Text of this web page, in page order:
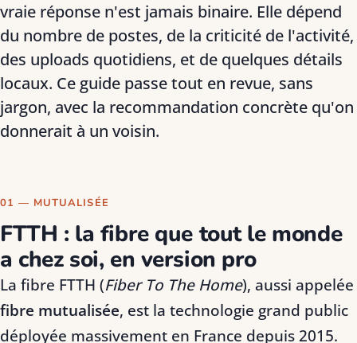
vraie réponse n'est jamais binaire. Elle dépend
du nombre de postes, de la criticité de l'activité,
des uploads quotidiens, et de quelques détails
locaux. Ce guide passe tout en revue, sans
jargon, avec la recommandation concrète qu'on
donnerait à un voisin.
01 — MUTUALISÉE
FTTH : la fibre que tout le monde
a chez soi, en version pro
La fibre FTTH (Fiber To The Home), aussi appelée
fibre mutualisée, est la technologie grand public
déployée massivement en France depuis 2015.